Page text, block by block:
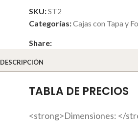
SKU:ST2
Categorías:Cajas con Tapa y
Share:
DESCRIPCIÓN
TABLA DE PRECIOS
<strong>Dimensiones: </